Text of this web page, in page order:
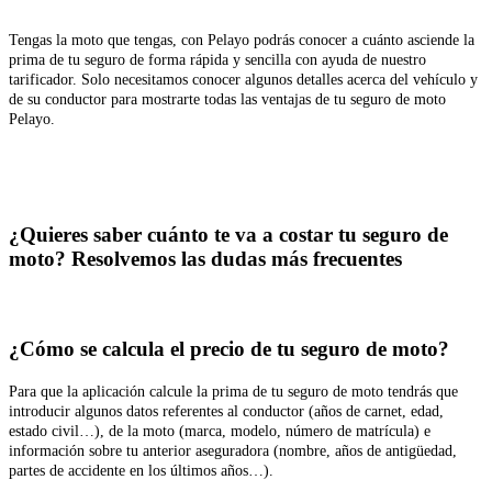
Tengas la moto que tengas, con Pelayo podrás conocer a cuánto asciende la
prima de tu seguro de forma rápida y sencilla con ayuda de nuestro
tarificador. Solo necesitamos conocer algunos detalles acerca del vehículo y
de su conductor para mostrarte todas las ventajas de tu seguro de moto
Pelayo.
¿Quieres saber cuánto te va a costar tu seguro de
moto? Resolvemos las dudas más frecuentes
¿Cómo se calcula el precio de tu seguro de moto?
Para que la aplicación calcule la prima de tu seguro de moto tendrás que
introducir algunos datos referentes al conductor (años de carnet, edad,
estado civil…), de la moto (marca, modelo, número de matrícula) e
información sobre tu anterior aseguradora (nombre, años de antigüedad,
partes de accidente en los últimos años…).